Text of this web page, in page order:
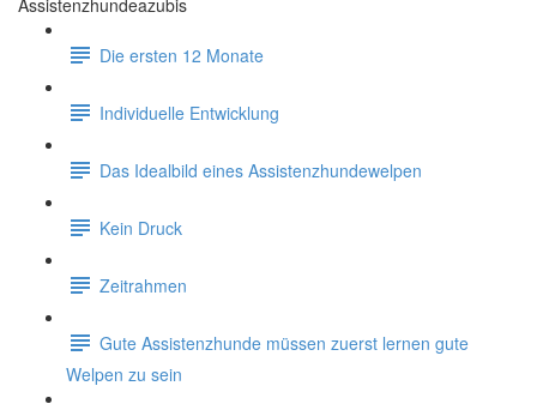
Assistenzhundeazubis
Die ersten 12 Monate
Individuelle Entwicklung
Das Idealbild eines Assistenzhundewelpen
Kein Druck
Zeitrahmen
Gute Assistenzhunde müssen zuerst lernen gute
Welpen zu sein